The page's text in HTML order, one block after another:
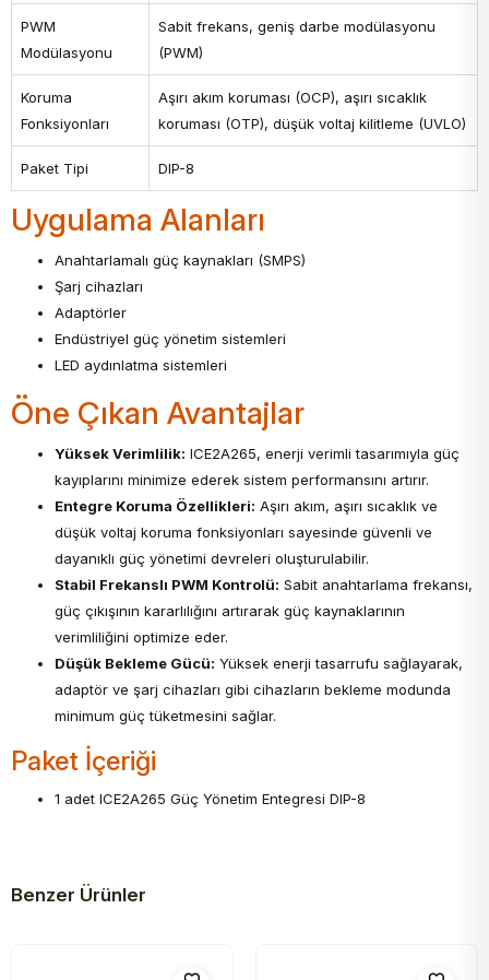
PWM
Modülasyonu
Sabit frekans, geniş darbe modülasyonu
(PWM)
Koruma
Fonksiyonları
Aşırı akım koruması (OCP), aşırı sıcaklık
koruması (OTP), düşük voltaj kilitleme (UVLO)
Paket Tipi DIP-8
Uygulama Alanları
Anahtarlamalı güç kaynakları (SMPS)
Şarj cihazları
Adaptörler
Endüstriyel güç yönetim sistemleri
LED aydınlatma sistemleri
Öne Çıkan Avantajlar
Yüksek Verimlilik: ICE2A265, enerji verimli tasarımıyla güç
kayıplarını minimize ederek sistem performansını artırır.
Entegre Koruma Özellikleri: Aşırı akım, aşırı sıcaklık ve
düşük voltaj koruma fonksiyonları sayesinde güvenli ve
dayanıklı güç yönetimi devreleri oluşturulabilir.
Stabil Frekanslı PWM Kontrolü: Sabit anahtarlama frekansı,
güç çıkışının kararlılığını artırarak güç kaynaklarının
verimliliğini optimize eder.
Düşük Bekleme Gücü: Yüksek enerji tasarrufu sağlayarak,
adaptör ve şarj cihazları gibi cihazların bekleme modunda
minimum güç tüketmesini sağlar.
Paket İçeriği
1 adet ICE2A265 Güç Yönetim Entegresi DIP-8
Benzer Ürünler